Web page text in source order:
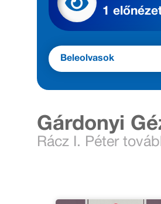
1
Beleolvasok
Gárdonyi
Rácz I. Péter